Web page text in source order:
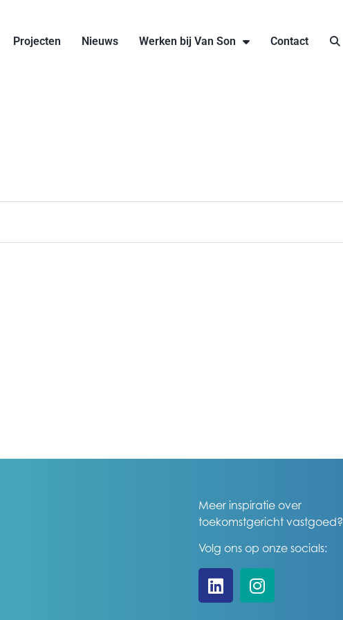
Projecten Nieuws Werken bij Van Son Contact
Meer inspiratie over
toekomstgericht vastgoed?
Volg ons op onze socials: